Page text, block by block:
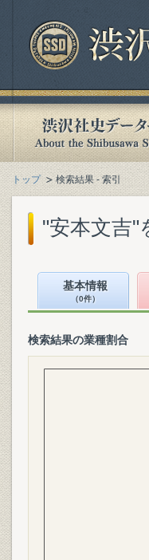
トップ 検索結果 - 索引
"安本文吉"
基本情報
（0件）
検索結果の業種割合